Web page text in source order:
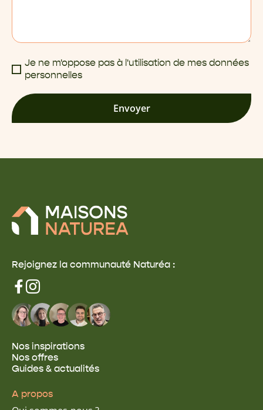
Je ne m'oppose pas à l'utilisation de mes données
personnelles
Envoyer
Rejoignez la communauté Naturéa :
Nos inspirations
Nos offres
Guides & actualités
A propos